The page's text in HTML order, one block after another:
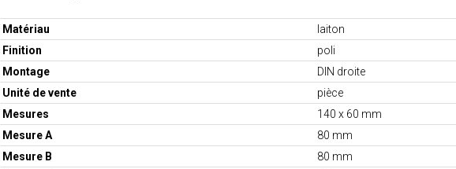
Matériau
laiton
Finition
poli
Montage
DIN droite
Unité de vente
pièce
Mesures
140 x 60 mm
Mesure A
80 mm
Mesure B
80 mm